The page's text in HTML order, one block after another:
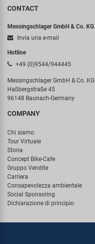
CONTACT
Messingschlager GmbH & Co. KG
Invia una e-mail
Hotline
+49 (0)9544/944445
Messingschlager GmbH & Co. KG
Haßbergstraße 45
96148 Baunach-Germany
COMPANY
Chi siamo
Tour Virtuale
Storia
Concept Bike-Cafe
Gruppo Vendite
Carriera
Consapevolezza ambientale
Social Sponsoring
Dichiarazione di principio